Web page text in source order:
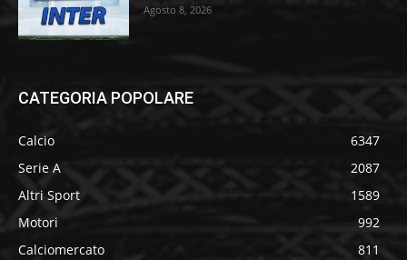
Agosto 8, 2026
CATEGORIA POPOLARE
Calcio
6347
Serie A
2087
Altri Sport
1589
Motori
992
Calciomercato
811